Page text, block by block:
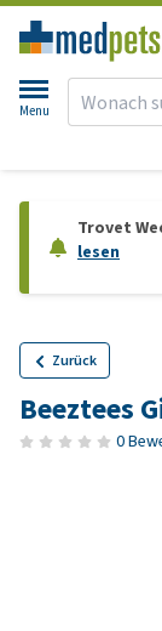
Menu
Trovet
lesen
Zurück
Beeztees
0